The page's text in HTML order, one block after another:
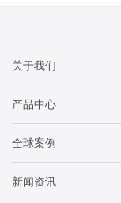
关于我们
产品中心
全球案例
新闻资讯